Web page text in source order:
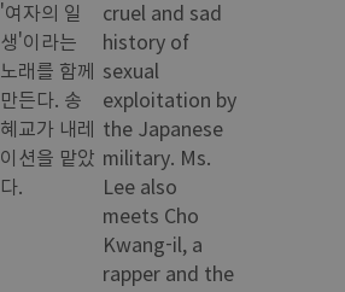
'여자의 일
생'이라는
노래를 함께
만든다. 송
혜교가 내레
이션을 맡았
다.
cruel and sad
history of
sexual
exploitation by
the Japanese
military. Ms.
Lee also
meets Cho
Kwang-il, a
rapper and the